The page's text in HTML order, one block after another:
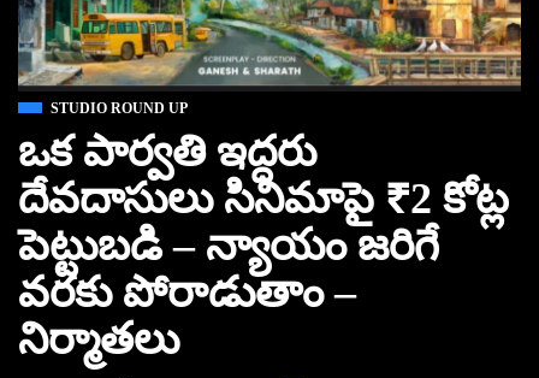
STUDIO ROUND UP
ఒక పార్వతి ఇద్దరు
దేవదాసులు సినిమాపై ₹2 కోట్ల
పెట్టుబడి – న్యాయం జరిగే
వరకు పోరాడుతాం –
నిర్మాతలు